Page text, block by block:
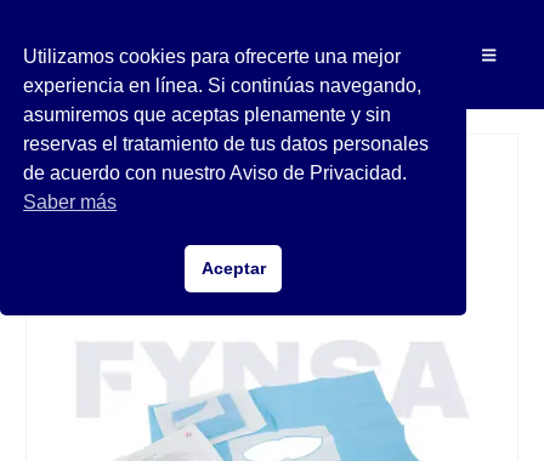
Utilizamos cookies para ofrecerte una mejor
experiencia en línea. Si continúas navegando,
asumiremos que aceptas plenamente y sin
reservas el tratamiento de tus datos personales
de acuerdo con nuestro Aviso de Privacidad.
Saber más
Aceptar